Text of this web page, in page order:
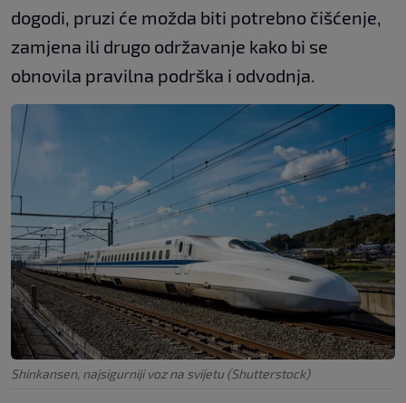
dogodi, pruzi će možda biti potrebno čišćenje,
zamjena ili drugo održavanje kako bi se
obnovila pravilna podrška i odvodnja.
Shinkansen, najsigurniji voz na svijetu (Shutterstock)